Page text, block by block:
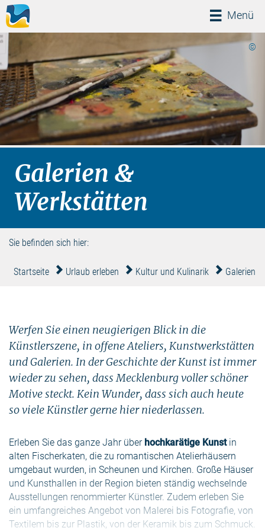
Menü
Menü
©
Galerien &
Werkstätten
Sie befinden sich hier:
Startseite Urlaub erleben Kultur und Kulinarik Galerien
Werfen Sie einen neugierigen Blick in die
Künstlerszene, in offene Ateliers, Kunstwerkstätten
und Galerien. In der Geschichte der Kunst ist immer
wieder zu sehen, dass Mecklenburg voller schöner
Motive steckt. Kein Wunder, dass sich auch heute
so viele Künstler gerne hier niederlassen.
Erleben Sie das ganze Jahr über hochkarätige Kunstin
alten Fischerkaten, die zu romantischen Atelierhäusern
umgebaut wurden, in Scheunen und Kirchen. Große Häuser
und Kunsthallen in der Region bieten ständig wechselnde
Ausstellungen renommierter Künstler. Zudem erleben Sie
ein umfangreiches Angebot von Malerei bis Fotografie, von
Textilem bis zur Plastik, von der Keramik bis zum Schmuck.